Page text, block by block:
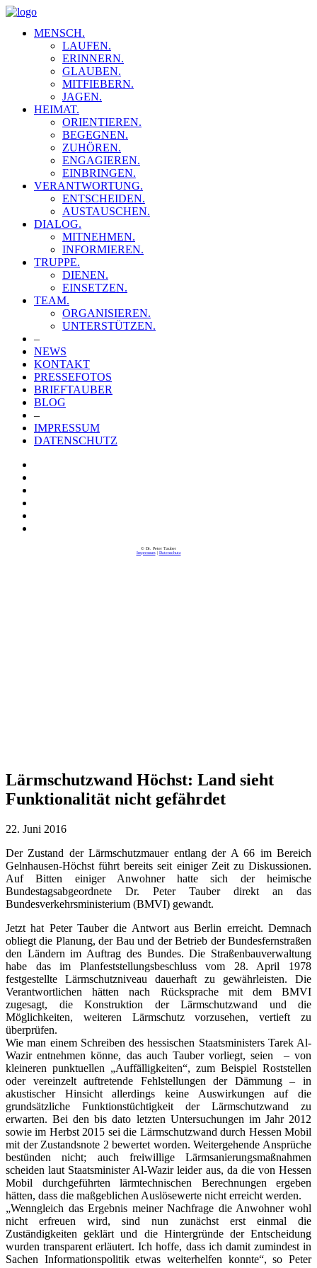
MENSCH.
LAUFEN.
ERINNERN.
GLAUBEN.
MITFIEBERN.
JAGEN.
HEIMAT.
ORIENTIEREN.
BEGEGNEN.
ZUHÖREN.
ENGAGIEREN.
EINBRINGEN.
VERANTWORTUNG.
ENTSCHEIDEN.
AUSTAUSCHEN.
DIALOG.
MITNEHMEN.
INFORMIEREN.
TRUPPE.
DIENEN.
EINSETZEN.
TEAM.
ORGANISIEREN.
UNTERSTÜTZEN.
–
NEWS
KONTAKT
PRESSEFOTOS
BRIEFTAUBER
BLOG
–
IMPRESSUM
DATENSCHUTZ
© Dr. Peter Tauber
Impressum| Datenschutz
Lärmschutzwand Höchst: Land sieht
Funktionalität nicht gefährdet
22. Juni 2016
Der Zustand der Lärmschutzmauer entlang der A 66 im Bereich
Gelnhausen-Höchst führt bereits seit einiger Zeit zu Diskussionen.
Auf Bitten einiger Anwohner hatte sich der heimische
Bundestagsabgeordnete Dr. Peter Tauber direkt an das
Bundesverkehrsministerium (BMVI) gewandt.
Jetzt hat Peter Tauber die Antwort aus Berlin erreicht. Demnach
obliegt die Planung, der Bau und der Betrieb der Bundesfernstraßen
den Ländern im Auftrag des Bundes. Die Straßenbauverwaltung
habe das im Planfeststellungsbeschluss vom 28. April 1978
festgestellte Lärmschutzniveau dauerhaft zu gewährleisten. Die
Verantwortlichen hätten nach Rücksprache mit dem BMVI
zugesagt, die Konstruktion der Lärmschutzwand und die
Möglichkeiten, weiteren Lärmschutz vorzusehen, vertieft zu
überprüfen.
Wie man einem Schreiben des hessischen Staatsministers Tarek Al-
Wazir entnehmen könne, das auch Tauber vorliegt, seien ­ – von
kleineren punktuellen „Auffälligkeiten“, zum Beispiel Roststellen
oder vereinzelt auftretende Fehlstellungen der Dämmung – in
akustischer Hinsicht allerdings keine Auswirkungen auf die
grundsätzliche Funktionstüchtigkeit der Lärmschutzwand zu
erwarten. Bei den bis dato letzten Untersuchungen im Jahr 2012
sowie im Herbst 2015 sei die Lärmschutzwand durch Hessen Mobil
mit der Zustandsnote 2 bewertet worden. Weitergehende Ansprüche
bestünden nicht; auch freiwillige Lärmsanierungsmaßnahmen
scheiden laut Staatsminister Al-Wazir leider aus, da die von Hessen
Mobil durchgeführten lärmtechnischen Berechnungen ergeben
hätten, dass die maßgeblichen Auslösewerte nicht erreicht werden.
„Wenngleich das Ergebnis meiner Nachfrage die Anwohner wohl
nicht erfreuen wird, sind nun zunächst erst einmal die
Zuständigkeiten geklärt und die Hintergründe der Entscheidung
wurden transparent erläutert. Ich hoffe, dass ich damit zumindest in
Sachen Informationspolitik etwas weiterhelfen konnte“, so Peter